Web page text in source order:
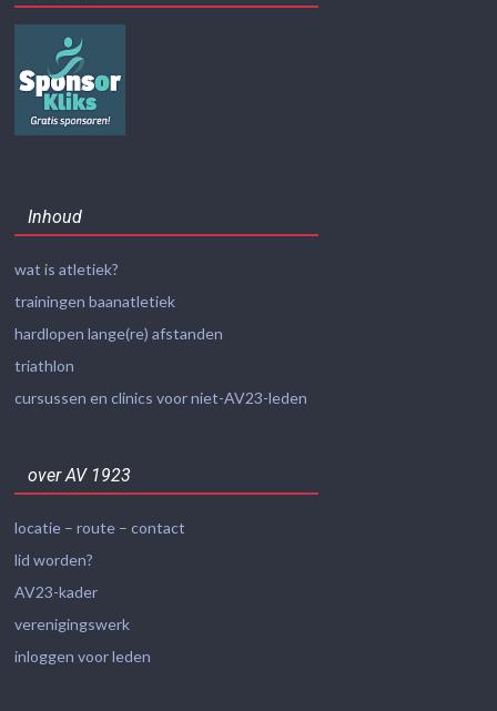
Inhoud
wat is atletiek?
trainingen baanatletiek
hardlopen lange(re) afstanden
triathlon
cursussen en clinics voor niet-AV23-leden
over AV 1923
locatie – route – contact
lid worden?
AV23-kader
verenigingswerk
inloggen voor leden